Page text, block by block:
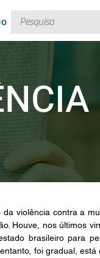
violência contra a
Houve, nos últimos
brasileiro para
foi gradual, está